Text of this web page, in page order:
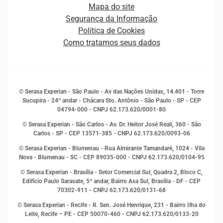
Empreendedorismo
Estudos e Pesquisas
Inovação e Tecnologia
Leis e impostos
Marketing
Open Finance
Proteção de Dados
Sustentabilidade Corporativa
Sala de Imprensa
Mapa do site
Segurança da Informação
Política de Cookies
Como tratamos seus dados
© Serasa Experian - São Paulo - Av das Nações Unidas, 14.401 - Torre
Sucupira - 24º andar - Chácara Sto. Antônio - São Paulo - SP - CEP
04794-000 - CNPJ 62.173.620/0001-80
© Serasa Experian - São Carlos - Av. Dr. Heitor José Reali, 360 - São
Carlos - SP - CEP 13571-385 - CNPJ 62.173.620/0093-06
© Serasa Experian - Blumenau - Rua Almirante Tamandaré, 1024 - Vila
Nova - Blumenau - SC - CEP 89035-000 - CNPJ 62.173.620/0104-95
© Serasa Experian - Brasília - Setor Comercial Sul, Quadra 2, Bloco C,
Edifício Paulo Sarasate, 5º andar, Bairro Asa Sul, Brasília - DF - CEP
70302-911 - CNPJ 62.173.620/0131-68
© Serasa Experian - Recife - R. Sen. José Henrique, 231 - Bairro Ilha do
Leite, Recife – PE - CEP 50070-460 - CNPJ 62.173.620/0133-20